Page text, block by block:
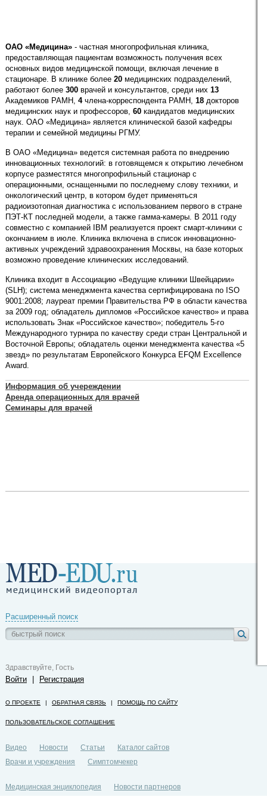
ОАО «Медицина» - частная многопрофильная клиника,
предоставляющая пациентам возможность получения всех
основных видов медицинской помощи, включая лечение в
стационаре. В клинике более 20 медицинских подразделений,
работают более 300 врачей и консультантов, среди них 13
Академиков РАМН, 4члена-корреспондента РАМН, 18 докторов
медицинских наук и профессоров, 60 кандидатов медицинских
наук. ОАО «Медицина» является клинической базой кафедры
терапии и семейной медицины РГМУ.
В ОАО «Медицина» ведется системная работа по внедрению
инновационных технологий: в готовящемся к открытию лечебном
корпусе разместятся многопрофильный стационар с
операционными, оснащенными по последнему слову техники, и
онкологический центр, в котором будет применяться
радиоизотопная диагностика с использованием первого в стране
ПЭТ-КT последней модели, а также гамма-камеры. В 2011 году
совместно с компанией IBM реализуется проект смарт-клиники с
окончанием в июле. Клиника включена в список инновационно-
активных учреждений здравоохранения Москвы, на базе которых
возможно проведение клинических исследований.
Клиника входит в Ассоциацию «Ведущие клиники Швейцарии»
(SLH); система менеджмента качества сертифицирована по ISO
9001:2008; лауреат премии Правительства РФ в области качества
за 2009 год; обладатель дипломов «Российское качество» и права
использовать Знак «Российское качество»; победитель 5-го
Международного турнира по качеству среди стран Центральной и
Восточной Европы; обладатель оценки менеджмента качества «5
звезд» по результатам Европейского Конкурса EFQM Excellence
Award.
Информация об учереждении
Аренда операционных для врачей
Семинары для врачей
Расширенный поиск
Здравствуйте, Гость
Войти Регистрация
О ПРОЕКТЕ | ОБРАТНАЯ СВЯЗЬ | ПОМОЩЬ ПО САЙТУ
ПОЛЬЗОВАТЕЛЬСКОЕ СОГЛАШЕНИЕ
Видео Новости Статьи
Каталог сайтов
Врачи и учреждения
Симптомчекер
Медицинская энциклопедия Новости партнеров